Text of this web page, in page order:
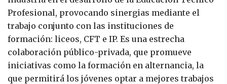
Profesional, provocando sinergias mediante el
trabajo conjunto con las instituciones de
formación: liceos, CFT e IP. Es una estrecha
colaboración público-privada, que promueve
iniciativas como la formación en alternancia, la
que permitirá los jóvenes optar a mejores trabajos